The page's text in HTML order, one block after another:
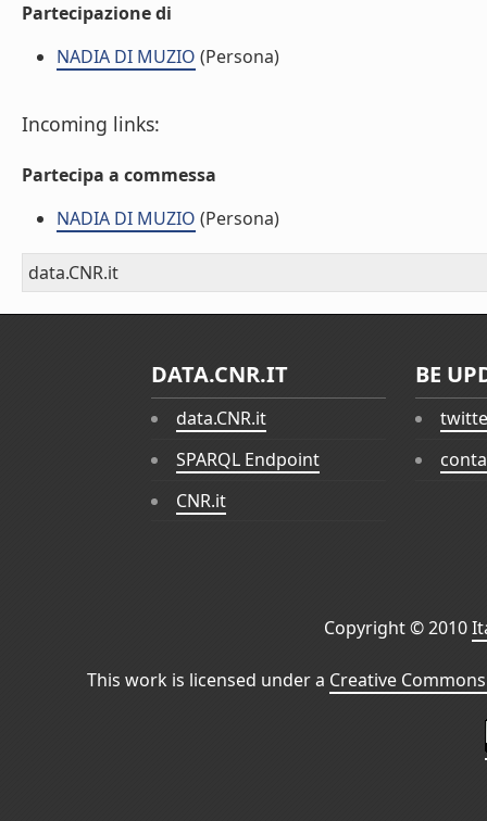
Partecipazione di
NADIA DI MUZIO (Persona)
Incoming links:
Partecipa a commessa
NADIA DI MUZIO (Persona)
data.CNR.it
DATA.CNR.IT
data.CNR.it
SPARQL Endpoint
CNR.it
BE
Copyright © 2010
This work is licensed under a Creative